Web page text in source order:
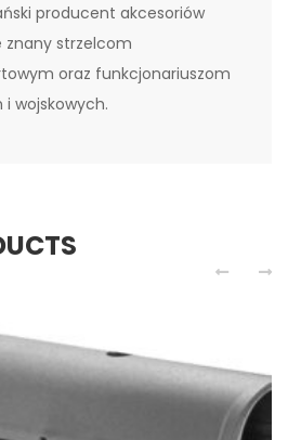
producent akcesoriów
strzelcom
oraz funkcjonariuszom
i wojskowych.